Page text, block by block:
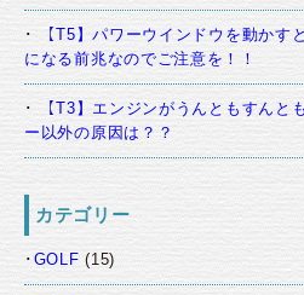
【T5】パワーウインドウを動かす
になる前兆なのでご注意を！！
【T3】エンジンがうんともすんと
ー以外の原因は？？
カテゴリー
GOLF (15)